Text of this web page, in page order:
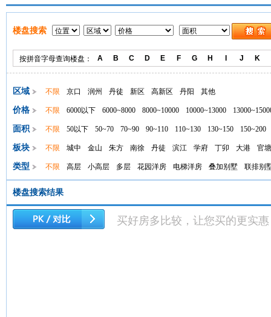
楼盘搜索
按拼音字母查询楼盘： A B C D E F G H J K
区域 不限 京口 润州 丹徒 新区 高新区 丹阳 其他
价格 不限 6000以下 6000~8000 8000~10000 10000~13000
面积 不限 50以下 50~70 70~90 90~110 110~130 130~150 150~200
板块 不限 城中 金山 朱方 南徐 丹徒 滨江 学府 丁卯 大港 官塘
类型 不限 高层 小高层 多层 花园洋房 电梯洋房 叠加别墅 联排别
楼盘搜索结果
买好房多比较，让您买的更实惠